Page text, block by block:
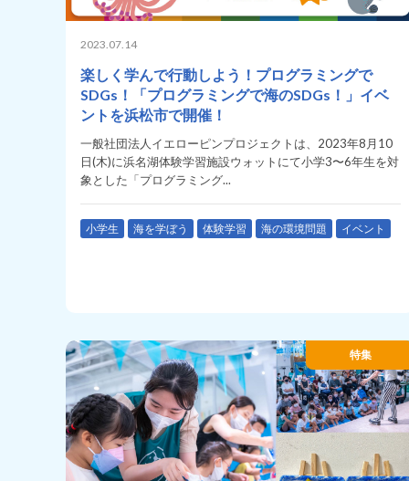
2023.07.14
楽しく学んで行動しよう！プログラミングで
SDGs！「プログラミングで海のSDGs！」イベ
ントを浜松市で開催！
一般社団法人イエローピンプロジェクトは、2023年8月10
日(木)に浜名湖体験学習施設ウォットにて小学3〜6年生を対
象とした「プログラミング...
小学生 海を学ぼう 体験学習 海の環境問題 イベント
特集